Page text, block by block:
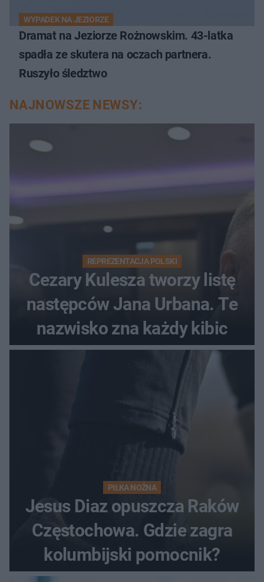
WYPADEK NA JEZIORZE
Dramat na Jeziorze Rożnowskim. 43-latka
spadła ze skutera na oczach partnera.
Ruszyło śledztwo
NAJNOWSZE NEWSY:
REPREZENTACJA POLSKI
Cezary Kulesza tworzy listę
następców Jana Urbana. Te
nazwisko zna każdy kibic
PIŁKA NOŻNA
Jesus Diaz opuszcza Raków
Częstochowa. Gdzie zagra
kolumbijski pomocnik?